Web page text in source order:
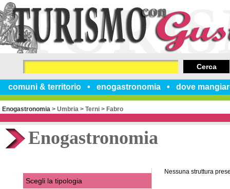
comuni & territorio enogastronomia dove
Cerca
Enogastronomia > Umbria > Terni > Fabro
Enogastronomia
Nessuna struttura
Scegli la tipologia